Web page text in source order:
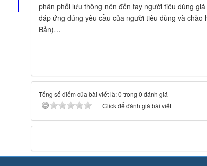
phân phối lưu thông nên đến tay người tiêu dùng
đáp ứng đúng yêu cầu của người tiêu dùng và
Bản)…
Tổng số điểm của bài viết là: 0 trong 0 đánh giá
Click để đánh giá bài viết